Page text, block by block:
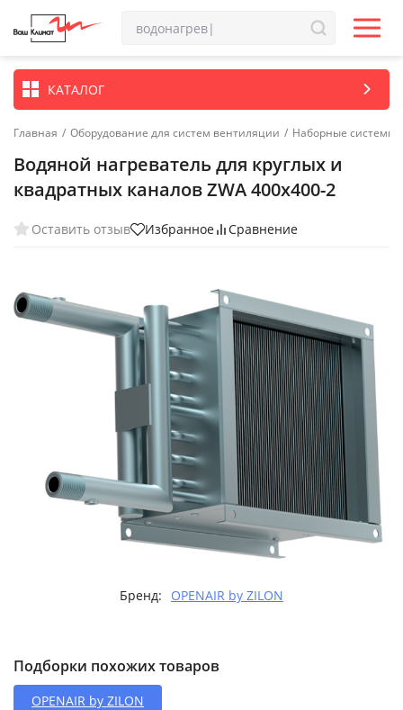
КАТАЛОГ
Главная / Оборудование для систем вентиляции / Наборные системы
Водяной нагреватель для круглых и
квадратных каналов ZWA 400x400-2
Оставить отзыв Избранное Сравнение
Бренд: OPENAIR by ZILON
Подборки похожих товаров
OPENAIR by ZILON